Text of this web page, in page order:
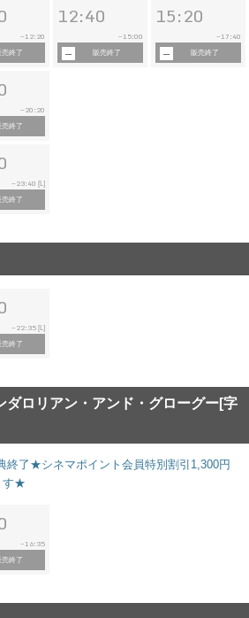
~12:20
売終了
12:40
~15:00
販売終了
15:20
~17:40
販売終了
~ 20:20
売終了
~ 23:40 [L]
売終了
~ 22:35 [L]
売終了
ダロリアン・アンド・グローグー[字
終了★シネマポイント会員特別割引1,300円
す★
~16:35
売終了